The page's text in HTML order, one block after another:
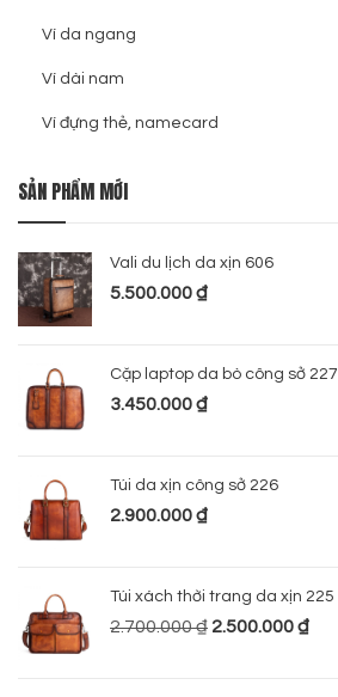
Ví da ngang
Ví dài nam
Ví đựng thẻ, namecard
SẢN PHẨM MỚI
Vali du lịch da xịn 606
5.500.000₫
Cặp laptop da bò công sở 227
3.450.000₫
Túi da xịn công sở 226
2.900.000₫
Túi xách thời trang da xịn 225
2.700.000₫ 2.500.000₫